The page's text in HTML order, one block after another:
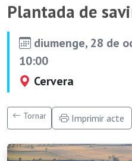
Plantada de
diumenge, 28 de
10:00
Cervera
Tornar Imprimir acte